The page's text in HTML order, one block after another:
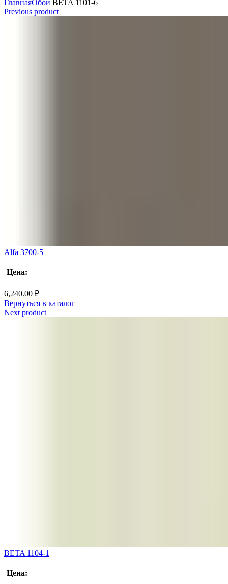
ГлавнаяОбои BETA 1101-6
Previous product
Alfa 3700-5
Цена:
6,240.00 ₽
Вернуться в каталог
Next product
BETA 1104-1
Цена: